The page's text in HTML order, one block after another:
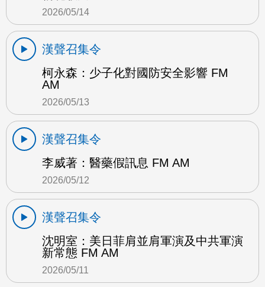
2026/05/14
漢聲召集令
柯永森：少子化對國防安全影響 FM
AM
2026/05/13
漢聲召集令
李威著：醫藥假訊息 FM AM
2026/05/12
漢聲召集令
沈明室：美日菲肩並肩軍演及中共軍演
新常態 FM AM
2026/05/11